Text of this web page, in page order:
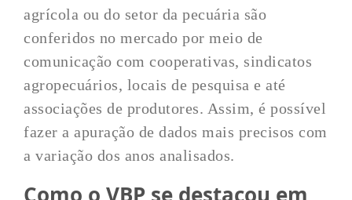
agrícola ou do setor da pecuária são
conferidos no mercado por meio de
comunicação com cooperativas, sindicatos
agropecuários, locais de pesquisa e até
associações de produtores. Assim, é possível
fazer a apuração de dados mais precisos com
a variação dos anos analisados.